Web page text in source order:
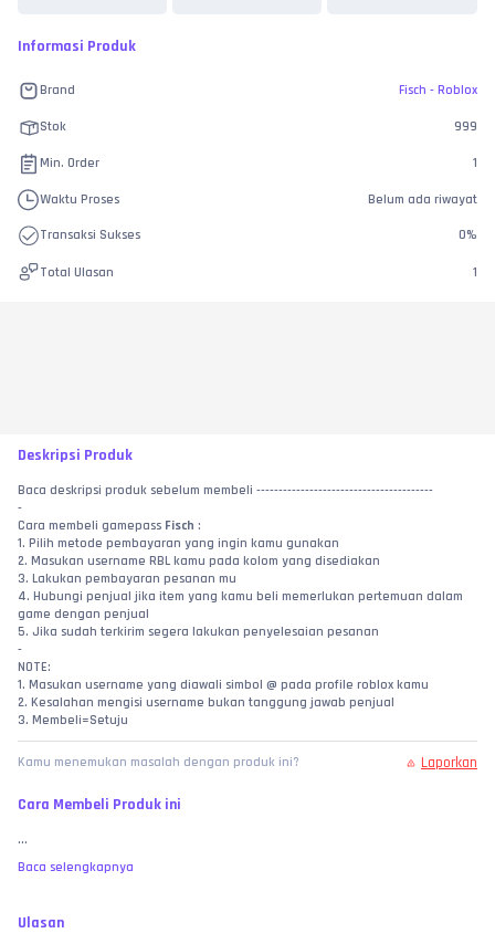
Informasi Produk
Brand Fisch - Roblox
Stok 999
Min. Order 1
Waktu Proses Belum ada riwayat
Transaksi Sukses 0%
Total Ulasan 1
Deskripsi Produk
Baca deskripsi produk sebelum membeli ----------------------------------------
-
Cara membeli gamepass Fisch :
1. Pilih metode pembayaran yang ingin kamu gunakan
2. Masukan username RBL kamu pada kolom yang disediakan
3. Lakukan pembayaran pesanan mu
4. Hubungi penjual jika item yang kamu beli memerlukan pertemuan dalam
game dengan penjual
5. Jika sudah terkirim segera lakukan penyelesaian pesanan
-
NOTE:
1. Masukan username yang diawali simbol @ pada profile roblox kamu
2. Kesalahan mengisi username bukan tanggung jawab penjual
3. Membeli=Setuju
Kamu menemukan masalah dengan produk ini? Laporkan
Cara Membeli Produk ini
...
Baca selengkapnya
Ulasan